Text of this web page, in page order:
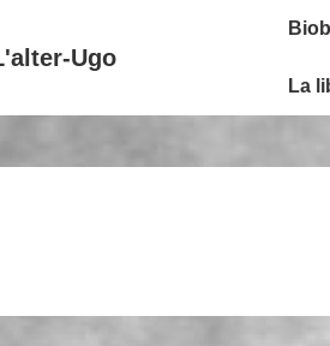
Ugo
Menu
La